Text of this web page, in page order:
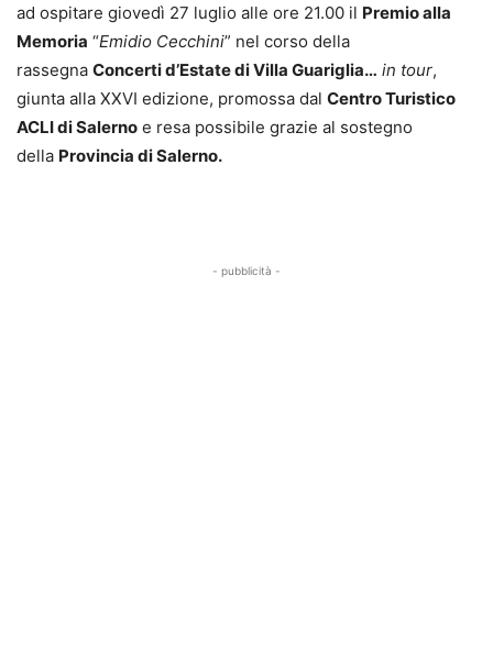
ad ospitare giovedì 27 luglio alle ore 21.00 il Premio alla
Memoria “Emidio Cecchini” nel corso della
rassegna Concerti d’Estate di Villa Guariglia… in tour,
giunta alla XXVI edizione, promossa dal Centro Turistico
ACLI di Salerno e resa possibile grazie al sostegno
della Provincia di Salerno.
- pubblicità -